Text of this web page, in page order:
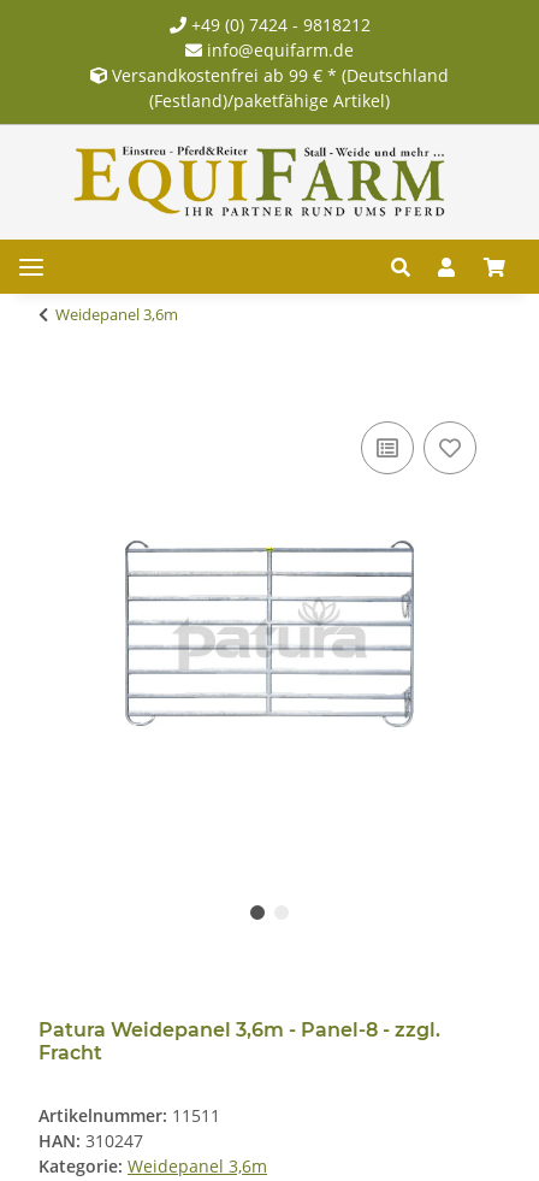
+49 (0) 7424 - 9818212
info@equifarm.de
Versandkostenfrei ab 99 € * (Deutschland
(Festland)/paketfähige Artikel)
Weidepanel 3,6m
Patura Weidepanel 3,6m - Panel-8 - zzgl.
Fracht
Artikelnummer: 11511
HAN: 310247
Kategorie: Weidepanel 3,6m